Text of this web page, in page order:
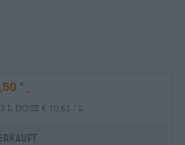
L DOSE € 10,61 / L